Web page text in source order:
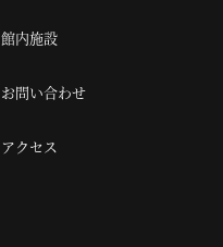
館内施設
お問い合わせ
アクセス